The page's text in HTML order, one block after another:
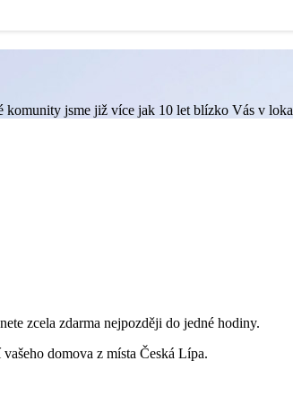
komunity jsme již více jak 10 let blízko Vás v
zcela zdarma nejpozději do jedné hodiny.
domova z místa Česká Lípa.